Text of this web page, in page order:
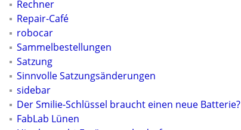
Rechner
Repair-Café
robocar
Sammelbestellungen
Satzung
Sinnvolle Satzungsänderungen
sidebar
Der Smilie-Schlüssel braucht einen neue Batterie?
FabLab Lünen